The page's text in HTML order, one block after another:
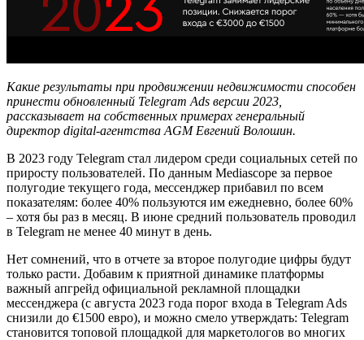
Какие результаты при продвижении недвижимости способен
принести обновленный Telegram Ads версии 2023,
рассказывает на собственных примерах генеральный
директор digital-агентства AGM Евгений Волошин.
В 2023 году Telegram стал лидером среди социальных сетей по
приросту пользователей. По данным Mediascope за первое
полугодие текущего года, мессенджер прибавил по всем
показателям: более 40% пользуются им ежедневно, более 60%
– хотя бы раз в месяц. В июне средний пользователь проводил
в Telegram не менее 40 минут в день.
Нет сомнений, что в отчете за второе полугодие цифры будут
только расти. Добавим к приятной динамике платформы
важный апгрейд официальной рекламной площадки
мессенджера (с августа 2023 года порог входа в Telegram Ads
снизили до €1500 евро), и можно смело утверждать: Telegram
становится топовой площадкой для маркетологов во многих